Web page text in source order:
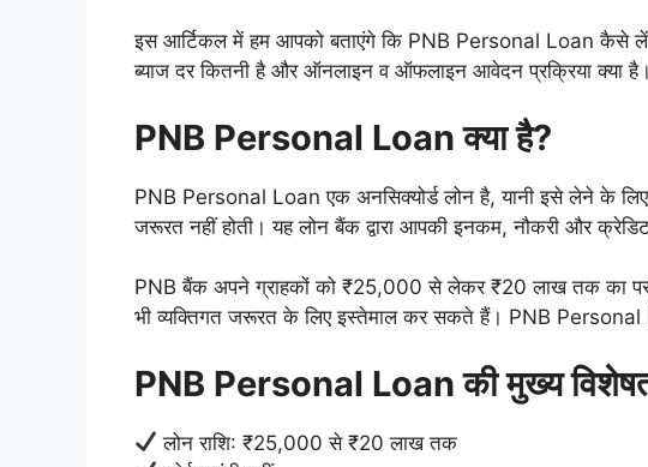
इस आर्टिकल में हम आपको बताएंगे कि PNB Personal Loan कैसे लें,
ब्याज दर कितनी है और ऑनलाइन व ऑफलाइन आवेदन प्रक्रिया क्या
PNB Personal Loan क्या है?
PNB Personal Loan एक अनसिक्योर्ड लोन है, यानी इसे लेने के लिए
जरूरत नहीं होती। यह लोन बैंक द्वारा आपकी इनकम, नौकरी और
PNB बैंक अपने ग्राहकों को ₹25,000 से लेकर ₹20 लाख तक का
भी व्यक्तिगत जरूरत के लिए इस्तेमाल कर सकते हैं। PNB
PNB Personal Loan की मुख्य
लोन राशि: ₹25,000 से ₹20 लाख तक